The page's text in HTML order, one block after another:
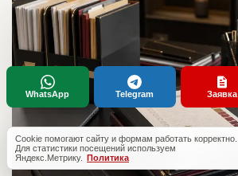
Cookie помогают сайту и формам работать корректно.
Для статистики посещений используем
Яндекс.Метрику. Политика
WhatsApp Telegram Заявка